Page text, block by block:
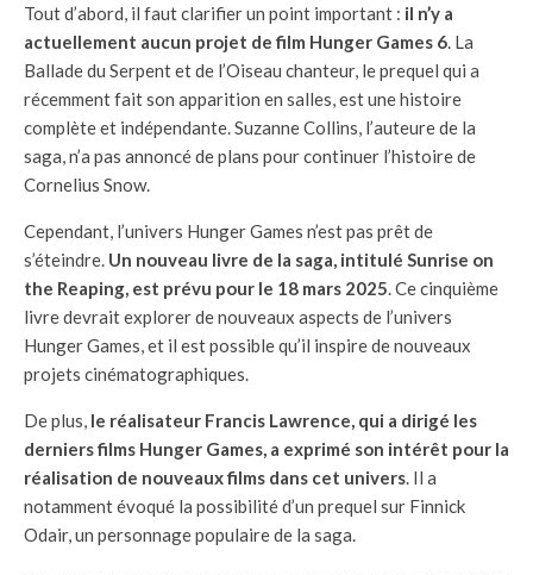
Tout d’abord, il faut clarifier un point important : il n’y a
actuellement aucun projet de film Hunger Games 6. La
Ballade du Serpent et de l’Oiseau chanteur, le prequel qui a
récemment fait son apparition en salles, est une histoire
complète et indépendante. Suzanne Collins, l’auteure de la
saga, n’a pas annoncé de plans pour continuer l’histoire de
Cornelius Snow.
Cependant, l’univers Hunger Games n’est pas prêt de
s’éteindre. Un nouveau livre de la saga, intitulé Sunrise on
the Reaping, est prévu pour le 18 mars 2025. Ce cinquième
livre devrait explorer de nouveaux aspects de l’univers
Hunger Games, et il est possible qu’il inspire de nouveaux
projets cinématographiques.
De plus, le réalisateur Francis Lawrence, qui a dirigé les
derniers films Hunger Games, a exprimé son intérêt pour la
réalisation de nouveaux films dans cet univers. Il a
notamment évoqué la possibilité d’un prequel sur Finnick
Odair, un personnage populaire de la saga.